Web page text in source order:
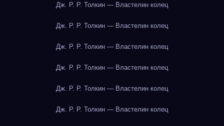
Дж. Р. Р. Толкин — Властелин колец
Дж. Р. Р. Толкин — Властелин колец
Дж. Р. Р. Толкин — Властелин колец
Дж. Р. Р. Толкин — Властелин колец
Дж. Р. Р. Толкин — Властелин колец
Дж. Р. Р. Толкин — Властелин колец